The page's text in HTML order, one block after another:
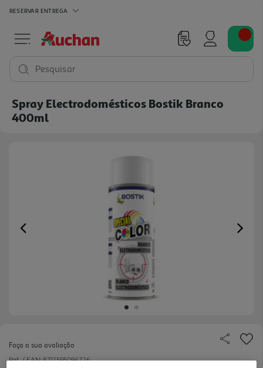
RESERVAR ENTREGA
Pesquisar
Spray Electrodomésticos Bostik Branco
400ml
Previous
Faça a sua avaliação
Ref. / EAN:8711595094726